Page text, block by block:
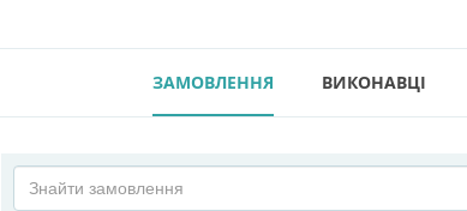
ЗАМОВЛЕННЯ ВИКОНАВЦІ